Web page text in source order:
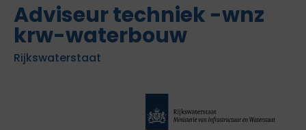
Adviseur techniek -wnz
krw-waterbouw
Rijkswaterstaat